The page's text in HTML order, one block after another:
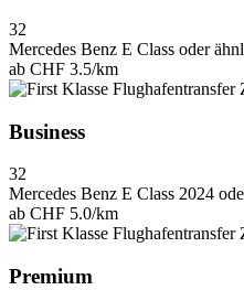
32
Mercedes Benz E Class oder
ab CHF 3.5/km
Business
32
Mercedes Benz E Class 2024
ab CHF 5.0/km
Premium